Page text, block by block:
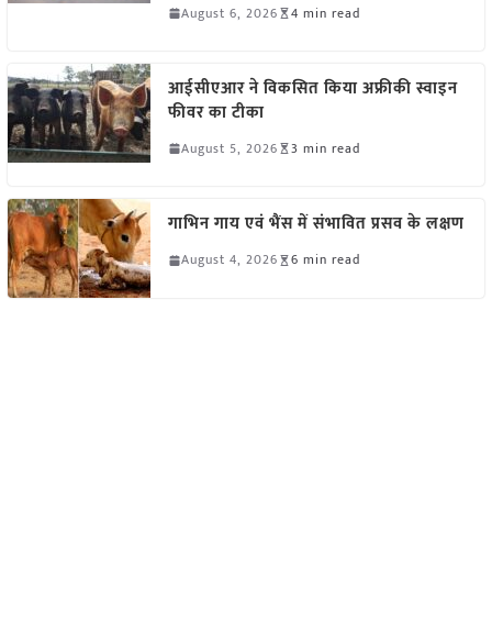
August 6, 2026 4 min read
आईसीएआर ने विकसित किया अफ्रीकी स्वाइन
फीवर का टीका
August 5, 2026 3 min read
गाभिन गाय एवं भैंस में संभावित प्रसव के लक्षण
August 4, 2026 6 min read